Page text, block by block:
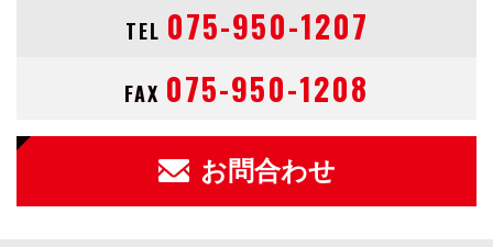
TEL 075-950-1207
FAX 075-950-1208
お問合わせ